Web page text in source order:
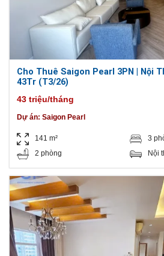
Cho Thuê Saigon Pearl 3PN | Nội
43Tr (T3/26)
43 triệu/tháng
Dự án: Saigon Pearl
141 m²
3
2 phòng
Nội